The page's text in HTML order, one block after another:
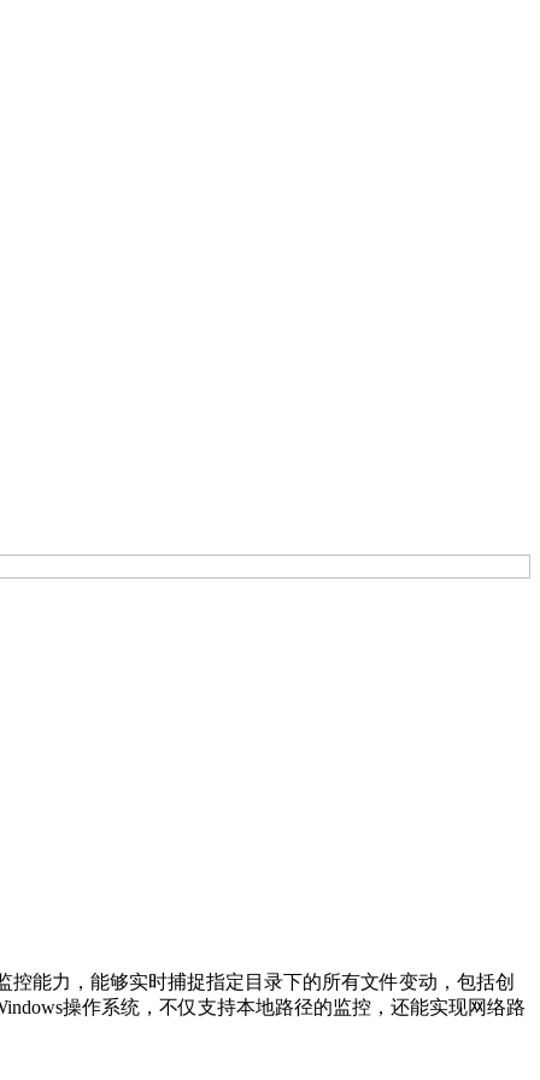
能力，能够实时捕捉指定目录下的所有文件变动，包括创
操作系统，不仅支持本地路径的监控，还能实现网络路